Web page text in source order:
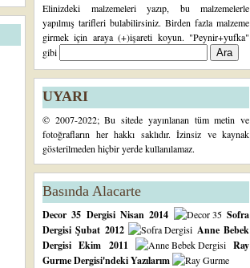
Elinizdeki malzemeleri yazıp, bu malzemelerle
yapılmış tarifleri bulabilirsiniz. Birden fazla malzeme
girmek için araya (+)işareti koyun. "Peynir+yufka"
gibi
UYARI
© 2007-2022; Bu sitede yayınlanan tüm metin ve
fotoğrafların her hakkı saklıdır. İzinsiz ve kaynak
gösterilmeden hiçbir yerde kullanılamaz.
Basında Alacarte
Decor 35 Dergisi Nisan 2014
Sofra
Dergisi Şubat 2012
Anne Bebek
Dergisi Ekim 2011
Ray
Gurme Dergisi'ndeki Yazılarım